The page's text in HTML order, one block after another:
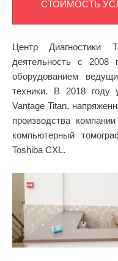
СТОИМОСТЬ
Центр Диагностики
деятельность с 2008
оборудованием
техники. В 2018 году
Vantage Titan,
производства
компьютерный
Toshiba CXL.